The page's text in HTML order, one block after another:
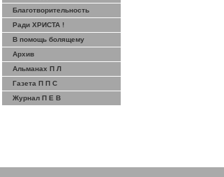
Благотворительность
Ради ХРИСТА !
В помощь болящему
Архив
Альманах П Л
Газета П П С
Журнал П Е В